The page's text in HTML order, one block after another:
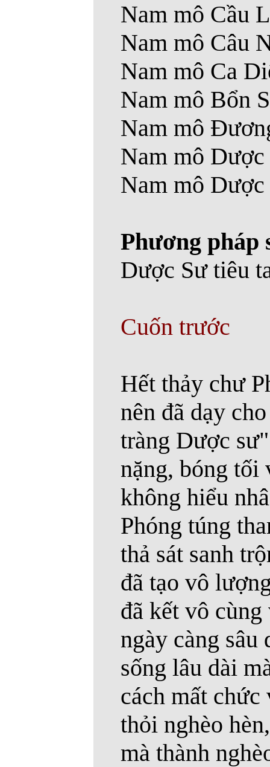
Nam mô Cầu
Nam mô Câu
Nam mô Ca
Nam mô Bổn
Nam mô
Nam mô
Nam mô
Phương pháp
Dược Sư tiêu
Cuốn trước
Hết thảy chư
nên đã dạy
tràng Dược
nặng, bóng tối
không hiểu
Phóng túng
thả sát sanh
đã tạo vô
đã kết vô
ngày càng
sống lâu dài
cách mất chức
thỏi nghèo
mà thành